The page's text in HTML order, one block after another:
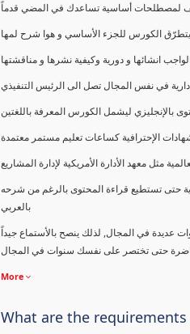
لمصطلحات أساسية تساعدك في المضي قدماً
انشائها و دورية وكيفية نشرها و مناقشتها
في نفس المجال تصل الى الرئيس التنفيذي
بالإنجليزي ليشمل الكورس المعرفة باللغتين
الإحترافية كساعات تعليم مستمر معتمدة
معهد الأدارة الأمريكية لإدارة المشاريع
حتى تستطيع قراءة المحتوى بالرغم من شرحه
بالعربي
عديدة في المجال, لذلك ينصح بالأستماع جيداً
حتى تختصر على نفسك سنوات في المجال
More
What are the